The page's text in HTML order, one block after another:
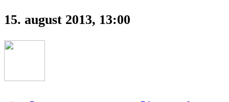
15. august 2013, 13:00